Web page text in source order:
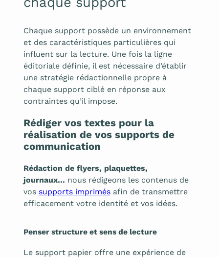
Chaque support possède un environnement
et des caractéristiques particulières qui
influent sur la lecture. Une fois la ligne
éditoriale définie, il est nécessaire d’établir
une stratégie rédactionnelle propre à
chaque support ciblé en réponse aux
contraintes qu’il impose.
Rédiger vos textes pour la
réalisation de vos supports de
communication
Rédaction de flyers, plaquettes,
journaux… nous rédigeons les contenus de
vos supports imprimés afin de transmettre
efficacement votre identité et vos idées.
Penser structure et sens de lecture
Le support papier offre une expérience de